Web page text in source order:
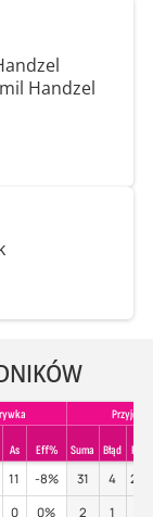
Handzel
Przyjecie
As Eff% Suma Błąd
11 -8% 31 4
0 0% 2 1